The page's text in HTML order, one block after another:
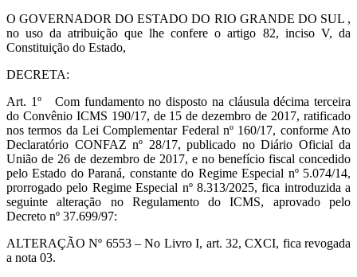
O GOVERNADOR DO ESTADO DO RIO GRANDE DO SUL ,
no uso da atribuição que lhe confere o artigo 82, inciso V, da
Constituição do Estado,
DECRETA:
Art. 1º Com fundamento no disposto na cláusula décima terceira
do Convênio ICMS 190/17, de 15 de dezembro de 2017, ratificado
nos termos da Lei Complementar Federal nº 160/17, conforme Ato
Declaratório CONFAZ nº 28/17, publicado no Diário Oficial da
União de 26 de dezembro de 2017, e no benefício fiscal concedido
pelo Estado do Paraná, constante do Regime Especial nº 5.074/14,
prorrogado pelo Regime Especial nº 8.313/2025, fica introduzida a
seguinte alteração no Regulamento do ICMS, aprovado pelo
Decreto nº 37.699/97:
ALTERAÇÃO Nº 6553 – No Livro I, art. 32, CXCI, fica revogada
a nota 03.